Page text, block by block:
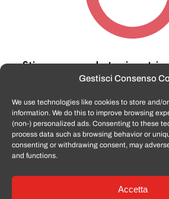
Gestisci Consenso
We use technologies like cookies to store and/
information. We do this to improve browsing
(non-) personalized ads. Consenting to these
process data such as browsing behavior or
consenting or withdrawing consent, may
and functions.
Accetta
Stiamo cercando tra i nostri
qualche
TomatoSmartphone.itè lo
smartphone ricondizionati
di tutte le marche,APPLE,
ONEPLUS, XIAOMI e